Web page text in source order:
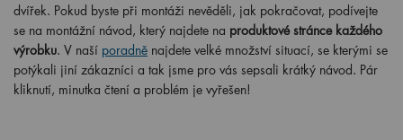
dvířek. Pokud byste při montáži nevěděli, jak pokračovat, podívejte
se na montážní návod, který najdete na produktové stránce každého
výrobku. V naší poradně najdete velké množství situací, se kterými se
potýkali jiní zákazníci a tak jsme pro vás sepsali krátký návod. Pár
kliknutí, minutka čtení a problém je vyřešen!